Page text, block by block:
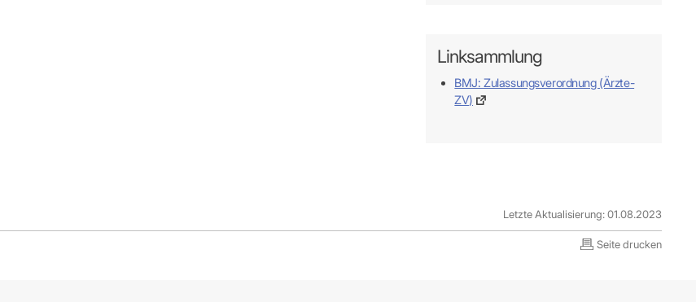
Linksammlung
BMJ: Zulassungsverordnung (Ärzte-
ZV)
Letzte Aktualisierung: 01.08.2023
Seite drucken